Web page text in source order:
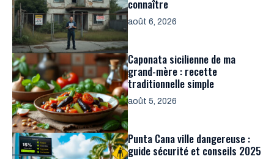
connaître
août 6, 2026
Caponata sicilienne de ma
grand-mère : recette
traditionnelle simple
août 5, 2026
Punta Cana ville dangereuse :
guide sécurité et conseils 2025